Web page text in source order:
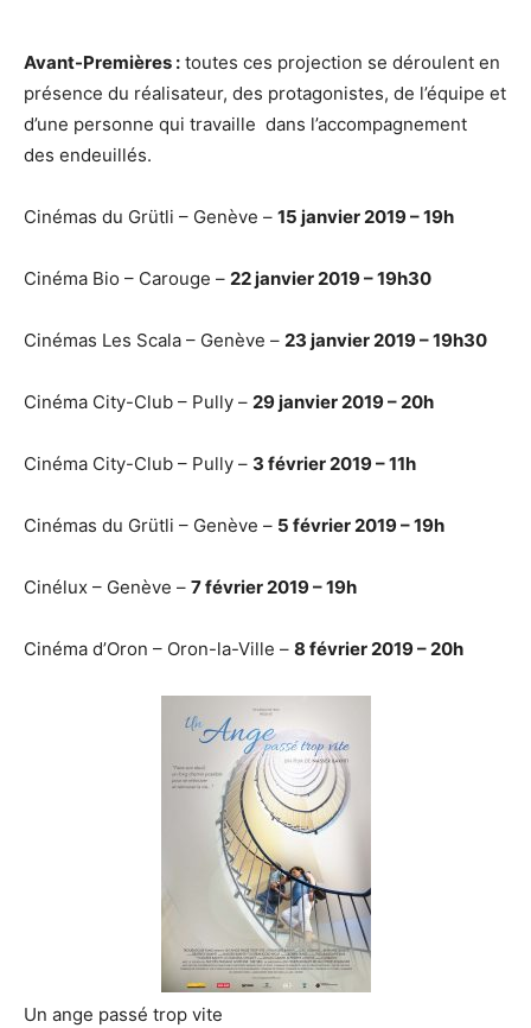
Avant-Premières : toutes ces projection se déroulent en
présence du réalisateur, des protagonistes, de l’équipe et
d’une personne qui travaille dans l’accompagnement
des endeuillés.
Cinémas du Grütli – Genève – 15 janvier 2019 – 19h
Cinéma Bio – Carouge – 22 janvier 2019 – 19h30
Cinémas Les Scala – Genève – 23 janvier 2019 – 19h30
Cinéma City-Club – Pully – 29 janvier 2019 – 20h
Cinéma City-Club – Pully – 3 février 2019 – 11h
Cinémas du Grütli – Genève – 5 février 2019 – 19h
Cinélux – Genève – 7 février 2019 – 19h
Cinéma d’Oron – Oron-la-Ville – 8 février 2019 – 20h
Un ange passé trop vite